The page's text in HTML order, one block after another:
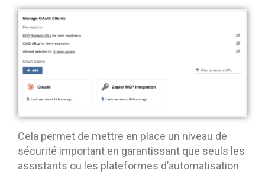
Cela permet de mettre en place un niveau de
sécurité important en garantissant que seuls les
assistants ou les plateformes d’automatisation